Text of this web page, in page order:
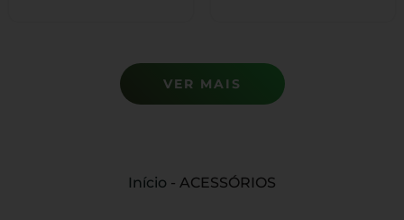
VER MAIS
Início - ACESSÓRIOS